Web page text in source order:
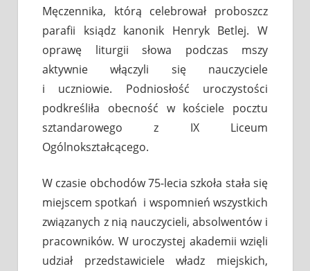
Męczennika, którą celebrował proboszcz
parafii ksiądz kanonik Henryk Betlej. W
oprawę liturgii słowa podczas mszy
aktywnie włączyli się nauczyciele
i uczniowie. Podniosłość uroczystości
podkreśliła obecność w kościele pocztu
sztandarowego z IX Liceum
Ogólnokształcącego.
W czasie obchodów 75-lecia szkoła stała się
miejscem spotkań i wspomnień wszystkich
związanych z nią nauczycieli, absolwentów i
pracowników. W uroczystej akademii wzięli
udział przedstawiciele władz miejskich,